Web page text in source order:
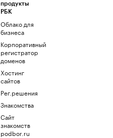
продукты
РБК
Облако для
бизнеса
Корпоративный
регистратор
доменов
Хостинг
сайтов
Рег.решения
Знакомства
Сайт
знакомств
podbor.ru